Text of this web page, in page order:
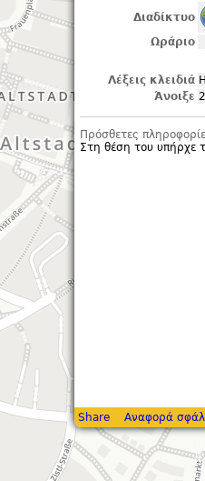
Διαδίκτυο
Ωράριο
Λέξεις κλειδιά
Άνοιξε
Πρόσθετες
Στη θέση του υπήρχε
Share Αναφορά